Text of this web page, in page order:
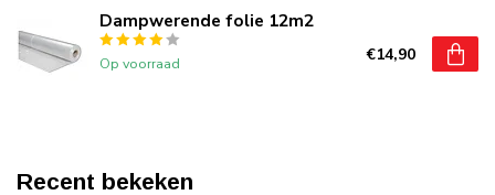
Dampwerende folie 12m2
Op voorraad €14,90
Recent bekeken